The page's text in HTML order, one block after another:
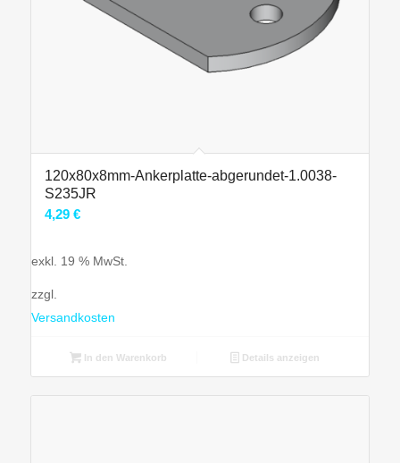
120x80x8mm-Ankerplatte-abgerundet-1.0038-
S235JR
4,29 €
exkl. 19 % MwSt.
zzgl.
Versandkosten
In den Warenkorb Details anzeigen